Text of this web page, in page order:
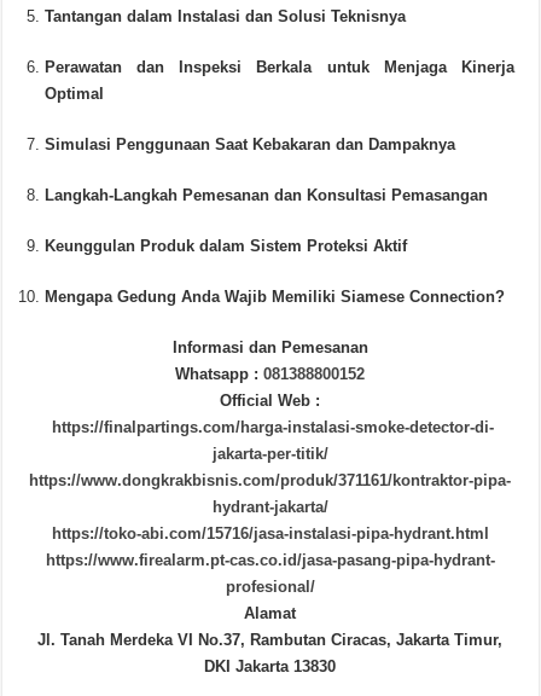
Tantangan dalam Instalasi dan Solusi Teknisnya
Perawatan dan Inspeksi Berkala untuk Menjaga Kinerja
Optimal
Simulasi Penggunaan Saat Kebakaran dan Dampaknya
Langkah-Langkah Pemesanan dan Konsultasi Pemasangan
Keunggulan Produk dalam Sistem Proteksi Aktif
Mengapa Gedung Anda Wajib Memiliki Siamese Connection?
Informasi dan Pemesanan
Whatsapp :081388800152
Official Web :
https://finalpartings.com/harga-instalasi-smoke-detector-di-
jakarta-per-titik/
https://www.dongkrakbisnis.com/produk/371161/kontraktor-pipa-
hydrant-jakarta/
https://toko-abi.com/15716/jasa-instalasi-pipa-hydrant.html
https://www.firealarm.pt-cas.co.id/jasa-pasang-pipa-hydrant-
profesional/
Alamat
Jl. Tanah Merdeka VI No.37, Rambutan Ciracas, Jakarta Timur,
DKI Jakarta 13830